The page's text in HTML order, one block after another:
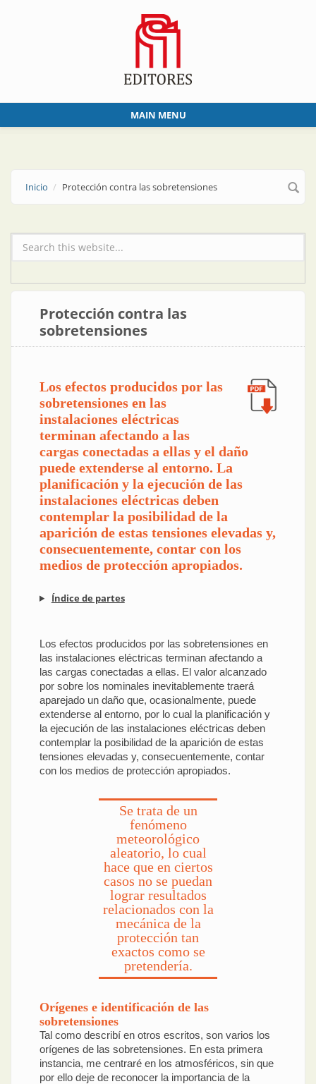
MAIN MENU
Inicio Protección contra las sobretensiones
Formulario de búsqueda
Protección contra las
sobretensiones
Los efectos producidos por las
sobretensiones en las
instalaciones eléctricas
terminan afectando a las
cargas conectadas a ellas y el daño
puede extenderse al entorno. La
planificación y la ejecución de las
instalaciones eléctricas deben
contemplar la posibilidad de la
aparición de estas tensiones elevadas y,
consecuentemente, contar con los
medios de protección apropiados.
Índice de partes
Los efectos producidos por las sobretensiones en
las instalaciones eléctricas terminan afectando a
las cargas conectadas a ellas. El valor alcanzado
por sobre los nominales inevitablemente traerá
aparejado un daño que, ocasionalmente, puede
extenderse al entorno, por lo cual la planificación y
la ejecución de las instalaciones eléctricas deben
contemplar la posibilidad de la aparición de estas
tensiones elevadas y, consecuentemente, contar
con los medios de protección apropiados.
Se trata de un
fenómeno
meteorológico
aleatorio, lo cual
hace que en ciertos
casos no se puedan
lograr resultados
relacionados con la
mecánica de la
protección tan
exactos como se
pretendería.
Orígenes e identificación de las
sobretensiones
Tal como describí en otros escritos, son varios los
orígenes de las sobretensiones. En esta primera
instancia, me centraré en los atmosféricos, sin que
por ello deje de reconocer la importancia de la